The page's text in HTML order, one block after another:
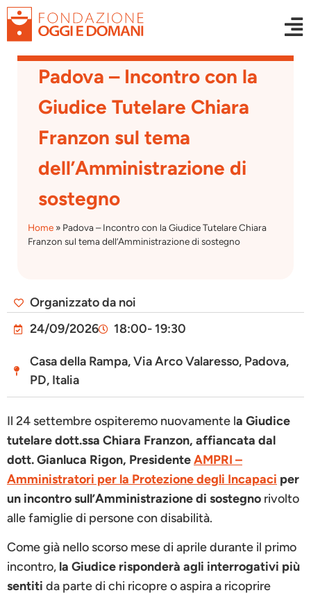
Padova – Incontro con la
Giudice Tutelare Chiara
Franzon sul tema
dell’Amministrazione di
sostegno
Home » Padova – Incontro con la Giudice Tutelare Chiara
Franzon sul tema dell’Amministrazione di sostegno
Organizzato da noi
24/09/2026
18:00- 19:30
Casa della Rampa, Via Arco Valaresso, Padova,
PD, Italia
Il 24 settembre ospiteremo nuovamente la Giudice
tutelare dott.ssa Chiara Franzon, affiancata dal
dott. Gianluca Rigon, PresidenteAMPRI –
Amministratori per la Protezione degli Incapaci per
un incontro sull’Amministrazione di sostegno rivolto
alle famiglie di persone con disabilità.
Come già nello scorso mese di aprile durante il primo
incontro, la Giudice risponderà agli interrogativi più
sentiti da parte di chi ricopre o aspira a ricoprire